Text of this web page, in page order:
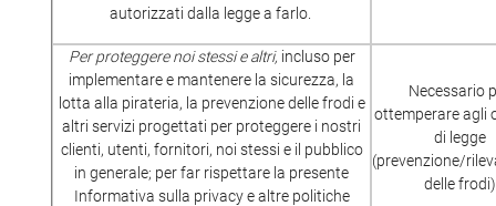
autorizzati dalla legge a farlo.
Per proteggere noi stessi e altri, incluso per
implementare e mantenere la sicurezza, la
lotta alla pirateria, la prevenzione delle frodi e
altri servizi progettati per proteggere i nostri
clienti, utenti, fornitori, noi stessi e il pubblico
in generale; per far rispettare la presente
Informativa sulla privacy e altre politiche
Necessario
ottemperare agli
di legge
(prevenzione/
delle frodi)